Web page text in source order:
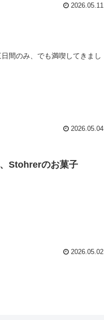
2026.05.11
間のみ、でも満喫してきまし
2026.05.04
Stohrerのお菓子
2026.05.02